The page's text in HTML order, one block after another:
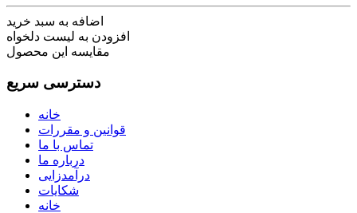
اضافه به سبد خرید
افزودن به لیست دلخواه
مقایسه این محصول
دسترسی سریع
خانه
قوانین و مقررات
تماس با ما
درباره ما
درآمدزایی
شکایات
خانه